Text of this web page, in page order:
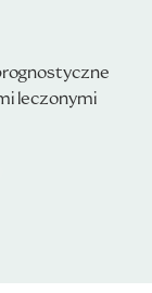
leczonymi